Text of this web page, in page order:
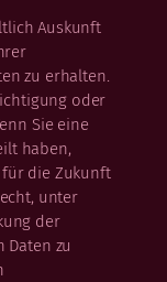
Auskunft
zu erhalten.
oder
Sie eine
haben,
für die Zukunft
unter
der
zu